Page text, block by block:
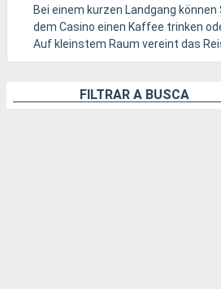
Bei einem kurzen Landgang
dem Casino einen Kaffee trinken
Auf kleinstem Raum vereint das
außergewöhnlicher Dichte.
FILTRAR A BUSCA